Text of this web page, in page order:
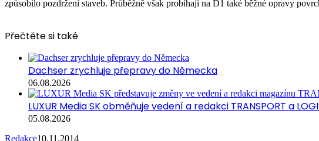
způsobilo pozdržení staveb. Průběžně však probíhají na D1 také běžné opravy
Přečtěte si také
Dachser zrychluje přepravy do Německa
06.08.2026
LUXUR Media SK obměňuje vedení a redakci TRANSPORT a
05.08.2026
Redakce10.11.2014